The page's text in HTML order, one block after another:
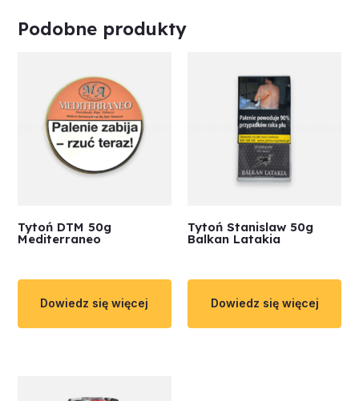
Podobne produkty
Tytoń DTM 50g
Mediterraneo
Dowiedz się więcej
Tytoń Stanislaw 50g
Balkan Latakia
Dowiedz się więcej